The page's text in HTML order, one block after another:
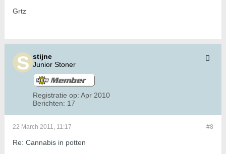
Grtz
stijne
Junior Stoner
Registratie op: Apr 2010
Berichten: 17
#8
22 March 2011, 11:17
Re: Cannabis in potten